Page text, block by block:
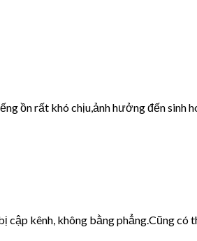
ồn rất khó chịu,ảnh hưởng đến sinh
kênh, không bằng phẳng.Cũng có